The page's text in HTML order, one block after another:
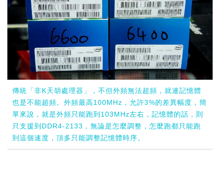
傳統「非K天胡處理器」，不但外頻無法超頻，就連記憶體
也是不能超頻。外頻最高100MHz，允許3%的差異幅度，簡
單來說，就是外頻只能跑到103MHz左右，記憶體的話，則
只支援到DDR4-2133，無論是怎麼調整，怎麼跑都只能跑
到這個速度，頂多只能調整記憶體時序。